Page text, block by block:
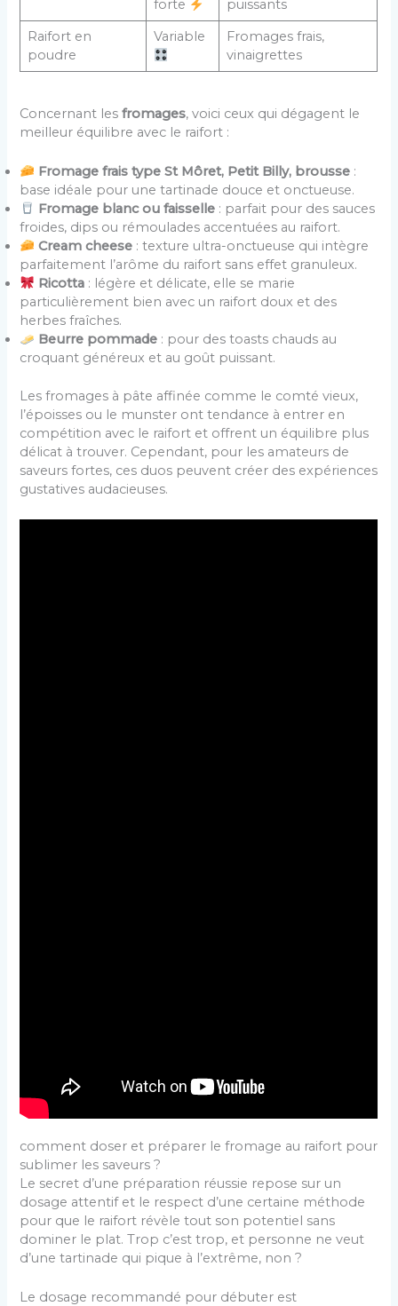
forte
puissants
Raifort en
poudre
Variable
Fromages frais,
vinaigrettes
Concernant lesfromages, voici ceux qui dégagent le
meilleur équilibre avec le raifort :
Fromage frais type St Môret, Petit Billy, brousse :
base idéale pour une tartinade douce et onctueuse.
Fromage blanc ou faisselle : parfait pour des sauces
froides, dips ou rémoulades accentuées au raifort.
Cream cheese : texture ultra-onctueuse qui intègre
parfaitement l’arôme du raifort sans effet granuleux.
Ricotta : légère et délicate, elle se marie
particulièrement bien avec un raifort doux et des
herbes fraîches.
Beurre pommade : pour des toasts chauds au
croquant généreux et au goût puissant.
Les fromages à pâte affinée comme le comté vieux,
l’époisses ou le munster ont tendance à entrer en
compétition avec le raifort et offrent un équilibre plus
délicat à trouver. Cependant, pour les amateurs de
saveurs fortes, ces duos peuvent créer des expériences
gustatives audacieuses.
comment doser et préparer le fromage au raifort pour
sublimer les saveurs ?
Le secret d’une préparation réussie repose sur un
dosage attentif et le respect d’une certaine méthode
pour que le raifort révèle tout son potentiel sans
dominer le plat. Trop c’est trop, et personne ne veut
d’une tartinade qui pique à l’extrême, non ?
Le dosage recommandé pour débuter est